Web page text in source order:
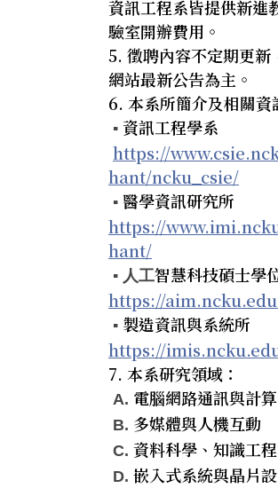
資訊工程系皆提供新進
驗室開辦費用。
徵聘內容不定期更新
網站最新公告為主。
本系所簡介及相關資
▪️ 資訊工程學系
https://
hant/ncku_csie/
▪️ 醫學資訊研究所
https://
hant/
▪️ 人工智慧科技碩士學
https://
▪️ 製造資訊與系統所
https://
本系研究領域：
A. 電腦網路通訊與計算
B. 多媒體與人機互動
C. 資料科學、知識工
D. 嵌入式系統與晶片